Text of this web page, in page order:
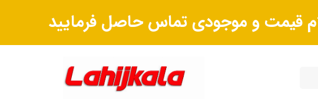
قیمت و موجودی تماس حاصل فرمایید